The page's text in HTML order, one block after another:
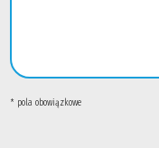
* pola obowiązkowe